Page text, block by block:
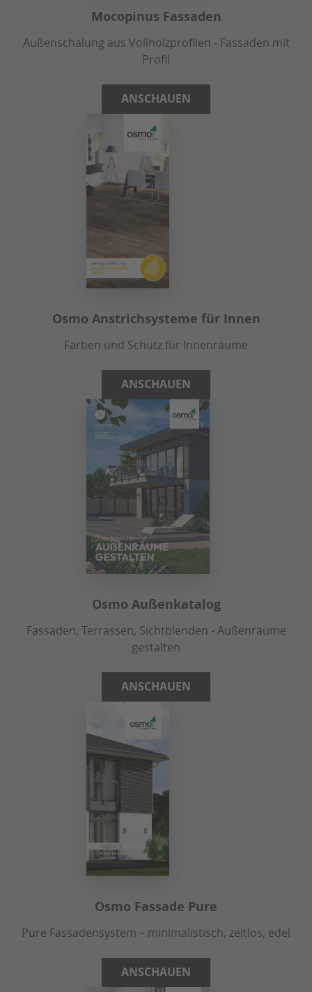
Mocopinus Fassaden
Außenschalung aus Vollholzprofilen - Fassaden mit
Profil
ANSCHAUEN
Osmo Anstrichsysteme für Innen
Farben und Schutz für Innenräume
ANSCHAUEN
Osmo Außenkatalog
Fassaden, Terrassen, Sichtblenden - Außenräume
gestalten
ANSCHAUEN
Osmo Fassade Pure
Pure Fassadensystem – minimalistisch, zeitlos, edel
ANSCHAUEN